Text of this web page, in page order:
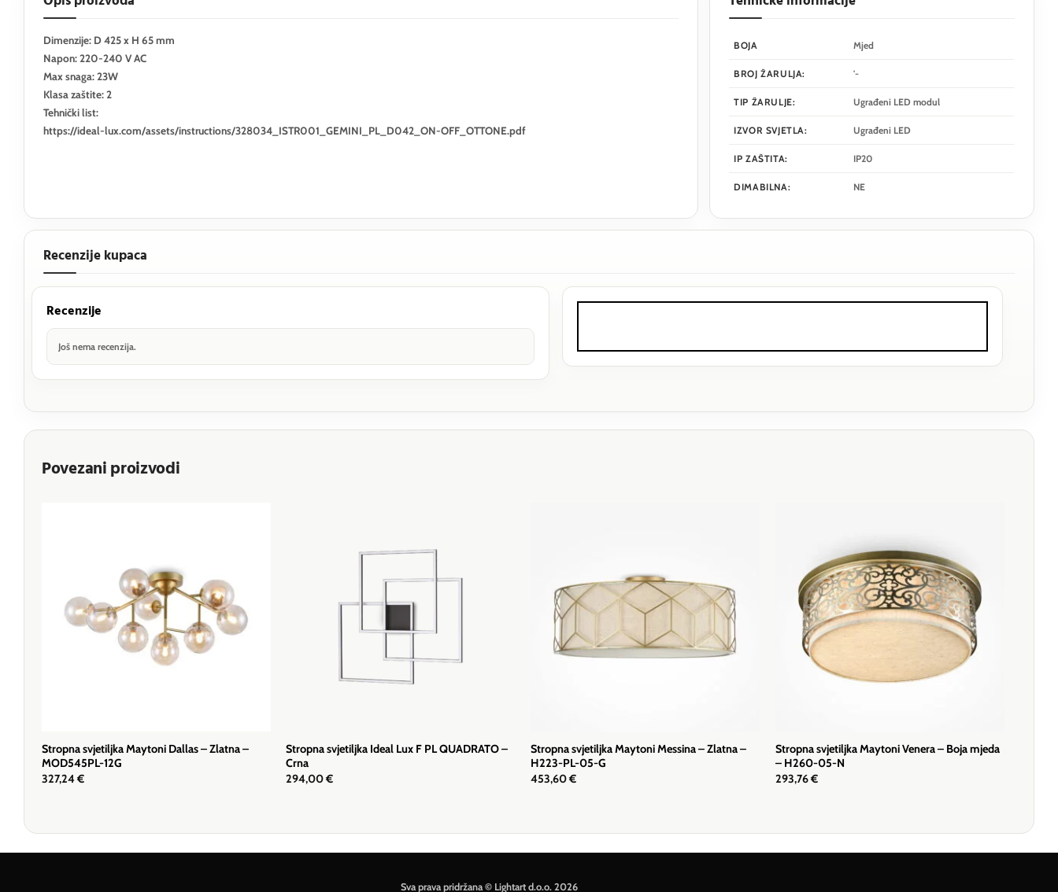
Dimenzije: D 425 x H 65 mm
Napon: 220-240 V AC
Max snaga: 23W
Klasa zaštite: 2
Tehnički list:
https://ideal-lux.com/assets/instructions/328034_ISTR001_GEMINI_PL_D042_ON-OFF_OTTONE.pdf
BOJA Mjed
BROJ ŽARULJA: '-
TIP ŽARULJE: Ugrađeni LED modul
IZVOR SVJETLA: Ugrađeni LED
IP ZAŠTITA: IP20
DIMABILNA: NE
Recenzije kupaca
Recenzije
Još nema recenzija.
Povezani proizvodi
Stropna svjetiljka Maytoni Dallas – Zlatna –
MOD545PL-12G
327,24€
Stropna svjetiljka Ideal Lux F PL QUADRATO –
Crna
294,00€
Stropna svjetiljka Maytoni Messina – Zlatna –
H223-PL-05-G
453,60€
Stropna svjetiljka Maytoni Venera – Boja mjeda
– H260-05-N
293,76€
Sva prava pridržana © Lightart d.o.o. 2026